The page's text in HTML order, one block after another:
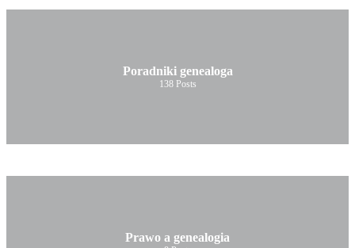
Poradniki genealoga
138 Posts
Prawo a genealogia